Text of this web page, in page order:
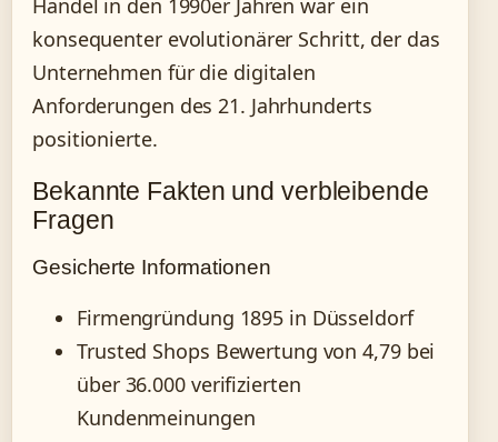
Handel in den 1990er Jahren war ein
konsequenter evolutionärer Schritt, der das
Unternehmen für die digitalen
Anforderungen des 21. Jahrhunderts
positionierte.
Bekannte Fakten und verbleibende
Fragen
Gesicherte Informationen
Firmengründung 1895 in Düsseldorf
Trusted Shops Bewertung von 4,79 bei
über 36.000 verifizierten
Kundenmeinungen